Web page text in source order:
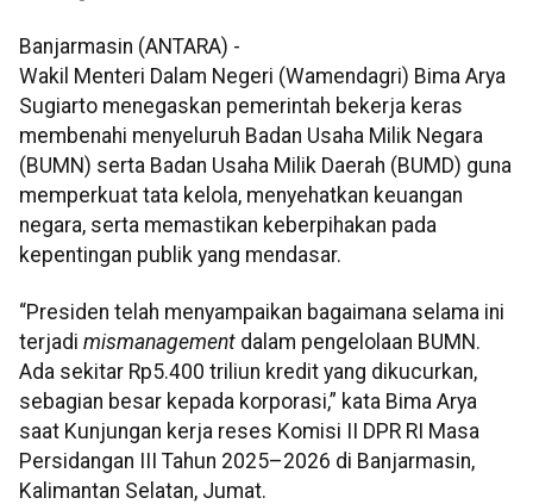
Banjarmasin (ANTARA) -
Wakil Menteri Dalam Negeri (Wamendagri) Bima Arya
Sugiarto menegaskan pemerintah bekerja keras
membenahi menyeluruh Badan Usaha Milik Negara
(BUMN) serta Badan Usaha Milik Daerah (BUMD) guna
memperkuat tata kelola, menyehatkan keuangan
negara, serta memastikan keberpihakan pada
kepentingan publik yang mendasar.
“Presiden telah menyampaikan bagaimana selama ini
terjadi mismanagement dalam pengelolaan BUMN.
Ada sekitar Rp5.400 triliun kredit yang dikucurkan,
sebagian besar kepada korporasi,” kata Bima Arya
saat Kunjungan kerja reses Komisi II DPR RI Masa
Persidangan III Tahun 2025–2026 di Banjarmasin,
Kalimantan Selatan, Jumat.